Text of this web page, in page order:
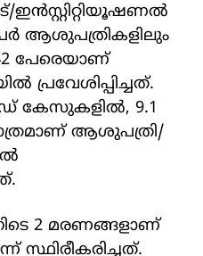
ഇന്‍സ്റ്റിറ്റിയൂഷണല്‍
ആശുപത്രികളിലും
പേരെയാണ്
കേസുകളില്‍, 9.1
ആശുപത്രി/
2 മരണങ്ങളാണ്
സ്ഥിരീകരിച്ചത്.